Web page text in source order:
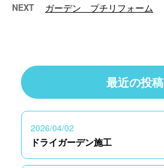
NEXT ガーデン プチリフォーム
最近の投稿
2026/04/02
ドライガーデン施工